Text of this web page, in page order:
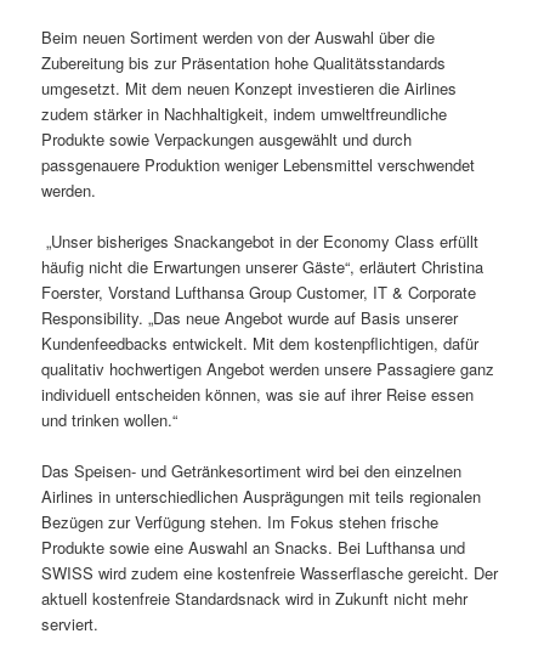
Beim neuen Sortiment werden von der Auswahl über die
Zubereitung bis zur Präsentation hohe Qualitätsstandards
umgesetzt. Mit dem neuen Konzept investieren die Airlines
zudem stärker in Nachhaltigkeit, indem umweltfreundliche
Produkte sowie Verpackungen ausgewählt und durch
passgenauere Produktion weniger Lebensmittel verschwendet
werden.
„Unser bisheriges Snackangebot in der Economy Class erfüllt
häufig nicht die Erwartungen unserer Gäste“, erläutert Christina
Foerster, Vorstand Lufthansa Group Customer, IT & Corporate
Responsibility. „Das neue Angebot wurde auf Basis unserer
Kundenfeedbacks entwickelt. Mit dem kostenpflichtigen, dafür
qualitativ hochwertigen Angebot werden unsere Passagiere ganz
individuell entscheiden können, was sie auf ihrer Reise essen
und trinken wollen.“
Das Speisen- und Getränkesortiment wird bei den einzelnen
Airlines in unterschiedlichen Ausprägungen mit teils regionalen
Bezügen zur Verfügung stehen. Im Fokus stehen frische
Produkte sowie eine Auswahl an Snacks. Bei Lufthansa und
SWISS wird zudem eine kostenfreie Wasserflasche gereicht. Der
aktuell kostenfreie Standardsnack wird in Zukunft nicht mehr
serviert.